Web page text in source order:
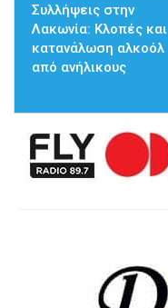
Συλλήψεις στην
Λακωνία: Κλοπές και
κατανάλωση αλκοόλ
από ανήλικους